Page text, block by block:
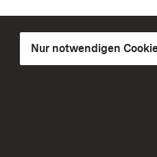
Nur notwendigen